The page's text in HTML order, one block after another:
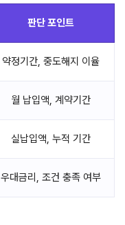
판단 포인트
약정기간, 중도해지 이율
월 납입액, 계약기간
실납입액, 누적 기간
우대금리, 조건 충족 여부